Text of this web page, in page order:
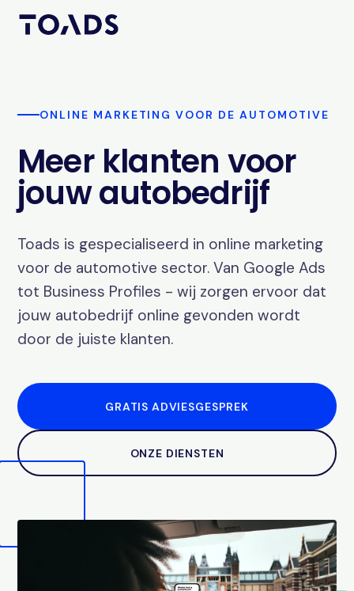
ONLINE MARKETING VOOR DE AUTOMOTIVE
Meer klanten voor
jouw autobedrijf
Toads is gespecialiseerd in online marketing
voor de automotive sector. Van Google Ads
tot Business Profiles - wij zorgen ervoor dat
jouw autobedrijf online gevonden wordt
door de juiste klanten.
GRATIS ADVIESGESPREK
ONZE DIENSTEN